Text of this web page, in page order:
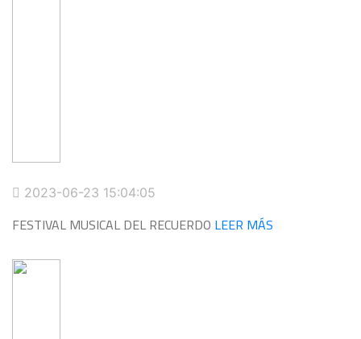
2023-06-23 15:04:05
FESTIVAL MUSICAL DEL RECUERDO LEER MÁS